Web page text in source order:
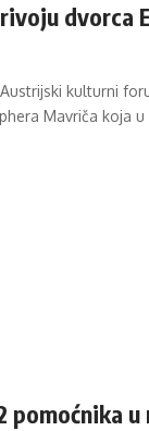
dvorca
kulturni
Mavriča koja
pomoćnika